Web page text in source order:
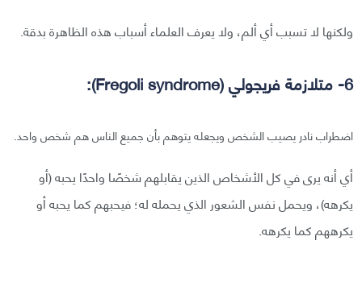
ولكنها لا تسبب أي ألم، ولا يعرف العلماء أسباب هذه الظاهرة بدقة.
6- متلازمة فريجولي (Fregoli syndrome):
اضطراب نادر يصيب الشخص ويجعله يتوهم بأن جميع الناس هم شخص واحد.
أي أنه يرى في كل الأشخاص الذين يقابلهم شخصًا واحدًا يحبه (أو
يكرهه)، ويحمل نفس الشعور الذي يحمله له؛ فيحبهم كما يحبه أو
يكرههم كما يكرهه.